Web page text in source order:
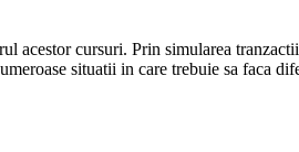
acestor cursuri. Prin simularea
situatii in care trebuie sa faca